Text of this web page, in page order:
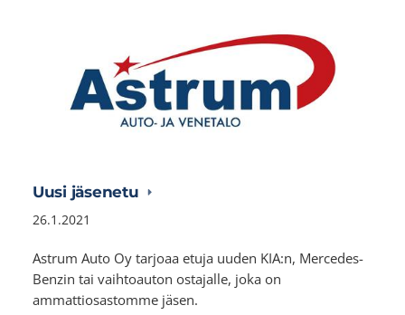
Uusi jäsenetu
26.1.2021
Astrum Auto Oy tarjoaa etuja uuden KIA:n, Mercedes-
Benzin tai vaihtoauton ostajalle, joka on
ammattiosastomme jäsen.